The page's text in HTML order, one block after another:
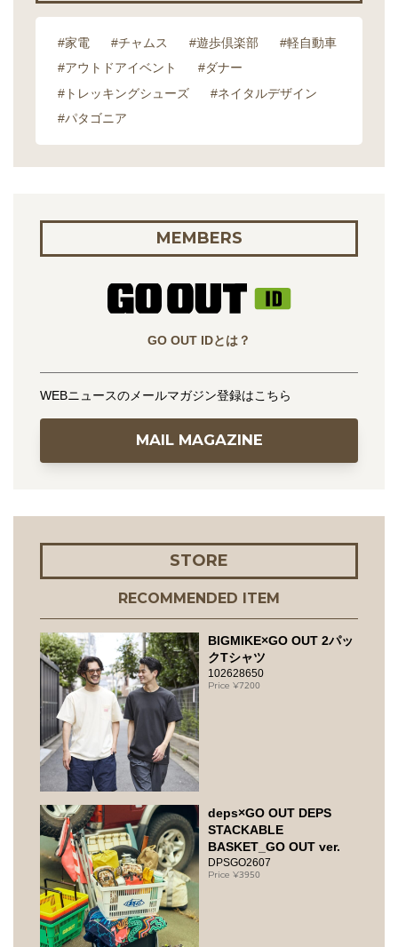
#家電 #チャムス #遊歩倶楽部
#軽自動車
#アウトドアイベント
#ダナー
#トレッキングシューズ
#ネイタルデザイン
#パタゴニア
MEMBERS
GO OUT IDとは？
WEBニュースのメールマガジン登録はこちら
MAIL MAGAZINE
STORE
RECOMMENDED ITEM
BIGMIKE×GO OUT 2パッ
クTシャツ
102628650
7200
deps×GO OUT DEPS
STACKABLE
BASKET_GO OUT ver.
DPSGO2607
3950